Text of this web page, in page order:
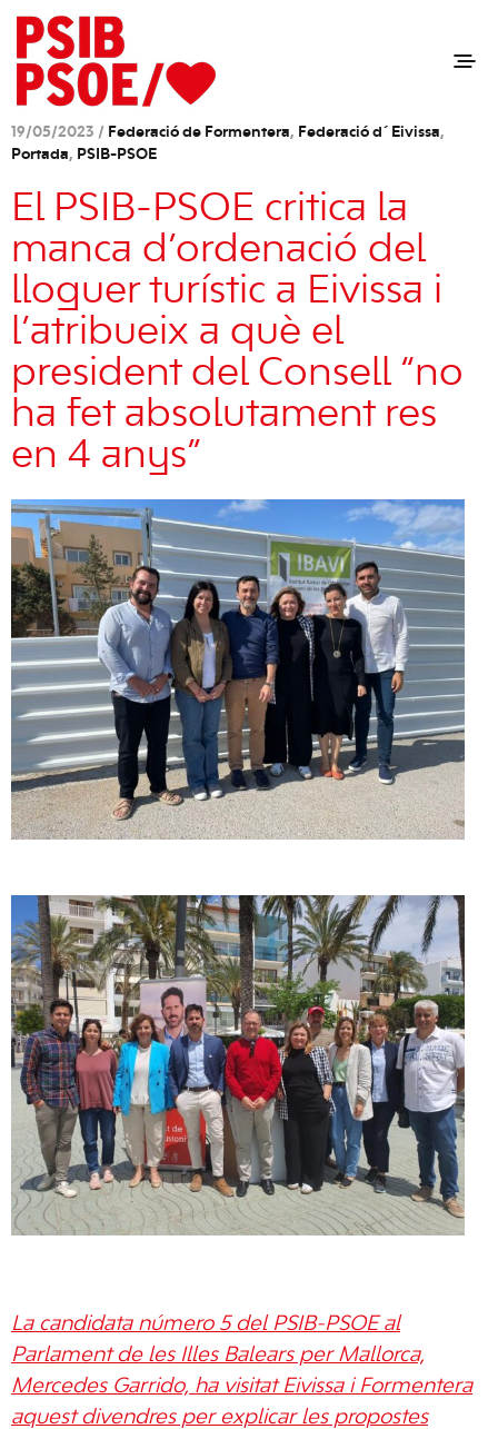
19/05/2023 / Federació de Formentera, Federació d´Eivissa,
Portada, PSIB-PSOE
El PSIB-PSOE critica la
manca d’ordenació del
lloguer turístic a Eivissa i
l’atribueix a què el
president del Consell “no
ha fet absolutament res
en 4 anys”
La candidata número 5 del PSIB-PSOE al
Parlament de les Illes Balears per Mallorca,
Mercedes Garrido, ha visitat Eivissa i Formentera
aquest divendres per explicar les propostes